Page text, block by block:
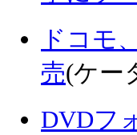
ドコモ
売(ケー
DVDフ